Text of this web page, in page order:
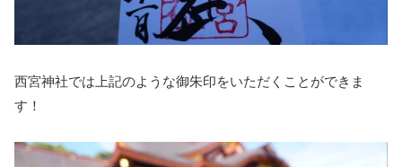
西宮神社では上記のような御朱印をいただくことができま
す！